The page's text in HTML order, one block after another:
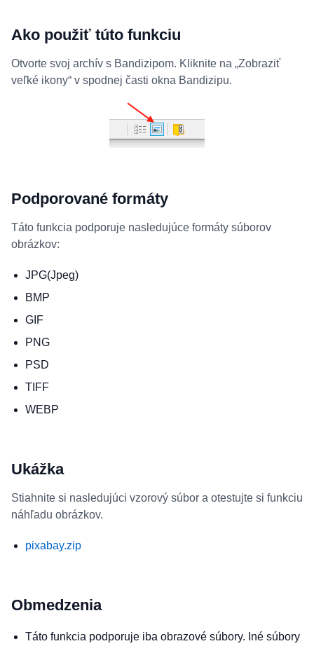
Ako použiť túto funkciu
Otvorte svoj archív s Bandizipom. Kliknite na „Zobraziť
veľké ikony“ v spodnej časti okna Bandizipu.
Podporované formáty
Táto funkcia podporuje nasledujúce formáty súborov
obrázkov:
JPG(Jpeg)
BMP
GIF
PNG
PSD
TIFF
WEBP
Ukážka
Stiahnite si nasledujúci vzorový súbor a otestujte si funkciu
náhľadu obrázkov.
pixabay.zip
Obmedzenia
Táto funkcia podporuje iba obrazové súbory. Iné súbory